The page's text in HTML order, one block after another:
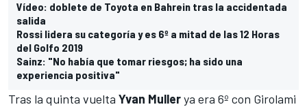
Vídeo: doblete de Toyota en Bahrein tras la accidentada
salida
Rossi lidera su categoría y es 6º a mitad de las 12 Horas
del Golfo 2019
Sainz: "No había que tomar riesgos; ha sido una
experiencia positiva"
Tras la quinta vuelta Yvan Mullerya era 6º con Girolami